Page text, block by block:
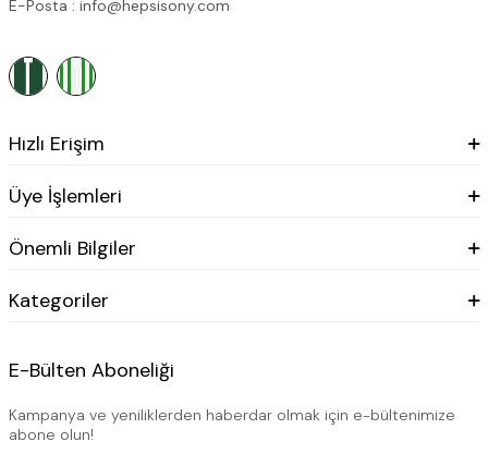
E-Posta : info@hepsisony.com
Hızlı Erişim
Üye İşlemleri
Önemli Bilgiler
Kategoriler
E-Bülten Aboneliği
Kampanya ve yeniliklerden haberdar olmak için e-bültenimize
abone olun!